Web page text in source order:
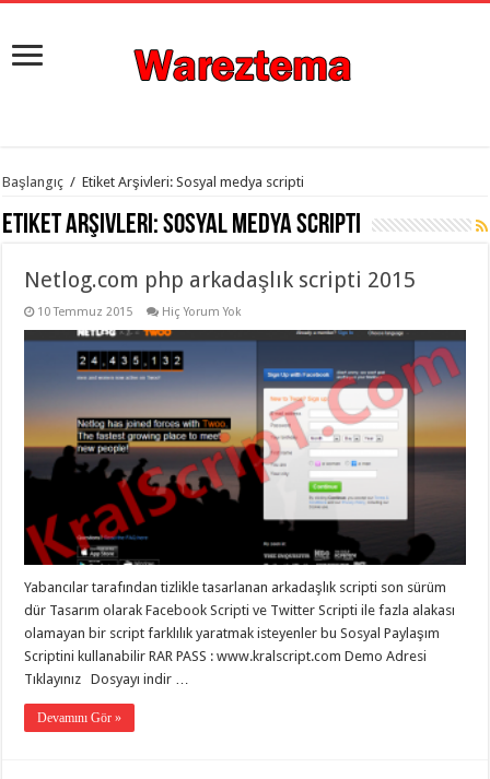
istanbul
evden
eve
organizasyon,
evden
taşımacılık,
gaziantep
evden
taşımacılık
evden
taşımacılık
gaziantep
evden
gaziantep
evden
taşımacılık,
gaziantep
evden
taşımacılık,
gaziantep
Başlangıç / Etiket Arşivleri: Sosyal medya scripti
Etiket Arşivleri:Sosyal medya scripti
Netlog.com php arkadaşlık scripti 2015
10 Temmuz 2015 Hiç Yorum Yok
Yabancılar tarafından tizlikle tasarlanan arkadaşlık scripti son sürüm
dür Tasarım olarak Facebook Scripti ve Twitter Scripti ile fazla alakası
olamayan bir script farklılık yaratmak isteyenler bu Sosyal Paylaşım
Scriptini kullanabilir RAR PASS : www.kralscript.com Demo Adresi
Tıklayınız Dosyayı indir …
Devamını Gör »